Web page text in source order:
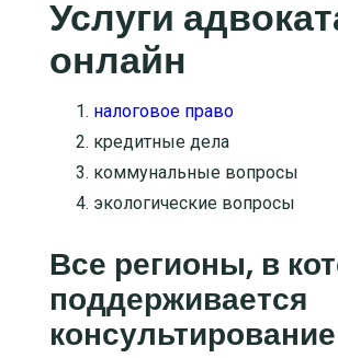
Услуги
онлайн
налоговое право
кредитные дела
коммунальные вопросы
экологические вопросы
Все регионы, в
поддерживается
консультирование